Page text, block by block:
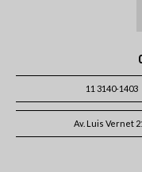
11 3140-1403
Av. Luis Vernet